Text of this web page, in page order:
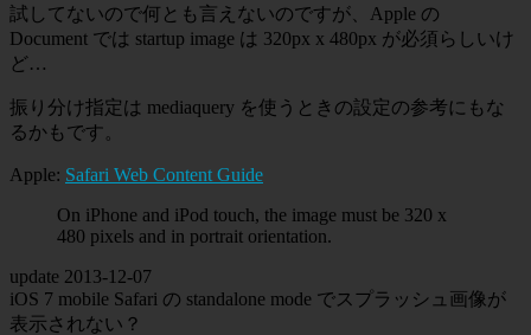
試してないので何とも言えないのですが、Apple の
Document では startup image は 320px x 480px が必須らしいけ
ど…
振り分け指定は mediaquery を使うときの設定の参考にもな
るかもです。
Apple: Safari Web Content Guide
On iPhone and iPod touch, the image must be 320 x
480 pixels and in portrait orientation.
update 2013-12-07
iOS 7 mobile Safari の standalone mode でスプラッシュ画像が
表示されない？